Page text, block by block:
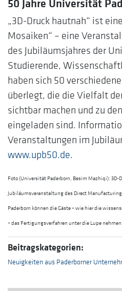
„3D-Druck hautnah“ ist
Mosaiken“ – eine
des Jubiläumsjahres der
Studierende,
haben sich 50
überlegt, die die Vielfalt
sichtbar machen und zu
eingeladen sind.
Veranstaltungen im
www.upb50.de.
Foto (Universität Paderborn, Besim Mazhiqi): 3D-
Jubiläumsveranstaltung des Direct
Paderborn können die Gäste – wie hier die
– das Fertigungsverfahren unter die Lupe nehmen.
Beitragskategorien:
Neuigkeiten aus Paderborner